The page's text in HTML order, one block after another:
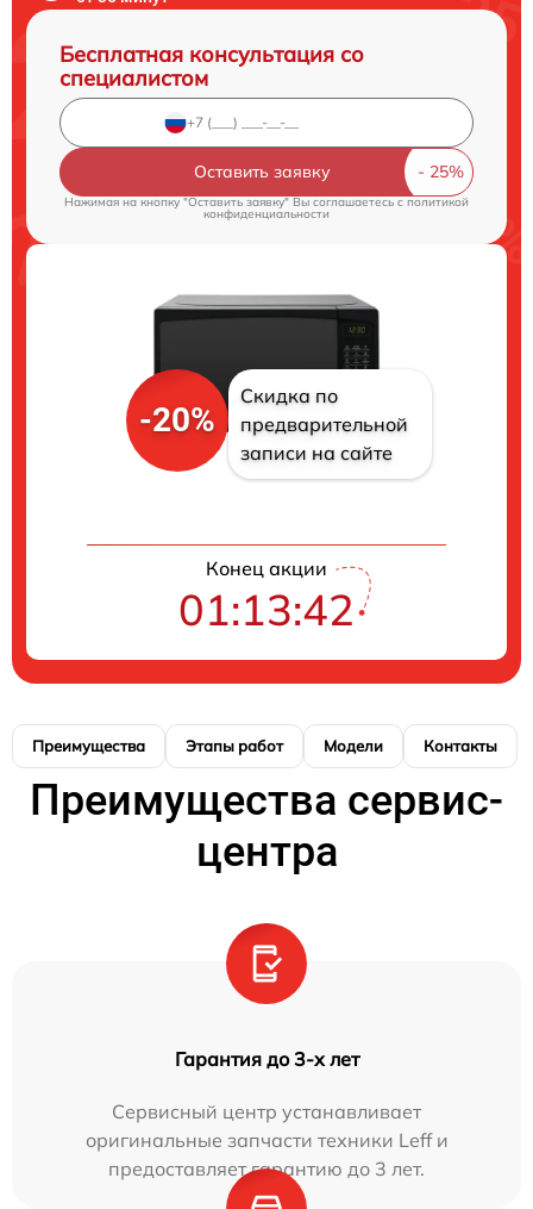
Бесплатная консультация со
специалистом
Оставить заявку
Нажимая на кнопку "Оставить заявку" Вы соглашаетесь cполитикой
конфиденциальности
-20%
Скидка по
предварительной
записи на сайте
Конец акции
01:13:42
Преимущества Этапы работ Модели Контакты
Преимущества сервис-
центра
Гарантия до 3-х лет
Сервисный центр устанавливает
оригинальные запчасти техники Leff и
предоставляет гарантию до 3 лет.